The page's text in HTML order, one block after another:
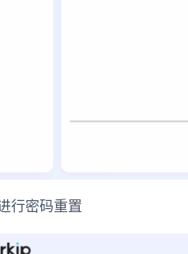
行密码重置